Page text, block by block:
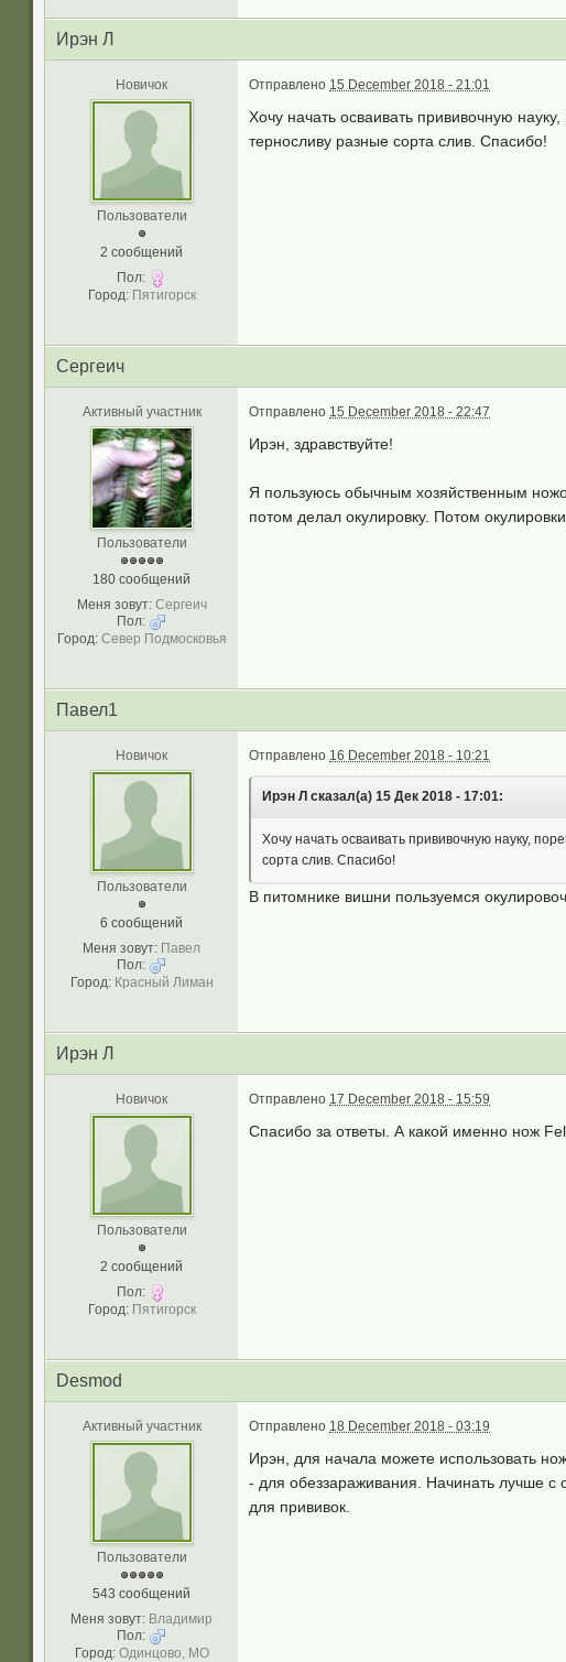
Ирэн Л
Новичок
Пользователи
2 сообщений
Пол:
Город: Пятигорск
Отправлено 15 December 2018 - 21:01
Хочу начать осваивать прививочную
терносливу разные сорта слив. Спасибо!
Сергеич
Активный участник
Пользователи
180 сообщений
Меня зовут: Сергеич
Пол:
Город: Север Подмосковья
Отправлено 15 December 2018 - 22:47
Ирэн, здравствуйте!
Я пользуюсь обычным хозяйственным
потом делал окулировку. Потом
Павел1
Новичок
Пользователи
6 сообщений
Меня зовут: Павел
Пол:
Город: Красный Лиман
Отправлено 16 December 2018 - 10:21
Ирэн Л сказал(а) 15 Дек 2018 - 17:01:
Хочу начать осваивать прививочную науку,
сорта слив. Спасибо!
В питомнике вишни пользуемся
Ирэн Л
Новичок
Пользователи
2 сообщений
Пол:
Город: Пятигорск
Отправлено 17 December 2018 - 15:59
Спасибо за ответы. А какой именно нож
Desmod
Активный участник
Пользователи
543 сообщений
Меня зовут: Владимир
Пол:
Город: Одинцово, МО
Отправлено 18 December 2018 - 03:19
Ирэн, для начала можете использовать
- для обеззараживания. Начинать лучше с
для прививок.